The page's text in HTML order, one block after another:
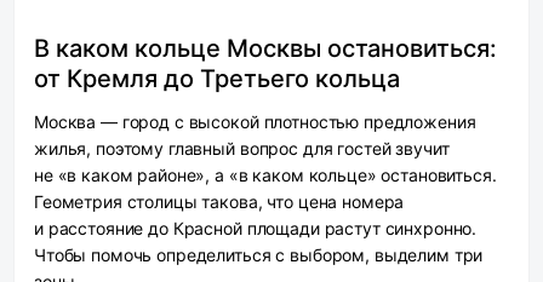
В каком кольце Москвы остановиться:
от Кремля до Третьего кольца
Москва — город с высокой плотностью предложения
жилья, поэтому главный вопрос для гостей звучит
не «в каком районе», а «в каком кольце» остановиться.
Геометрия столицы такова, что цена номера
и расстояние до Красной площади растут синхронно.
Чтобы помочь определиться с выбором, выделим три